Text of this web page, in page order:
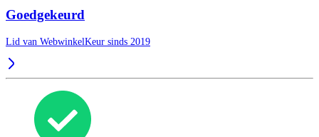
Goedgekeurd
Lid van WebwinkelKeur sinds 2019